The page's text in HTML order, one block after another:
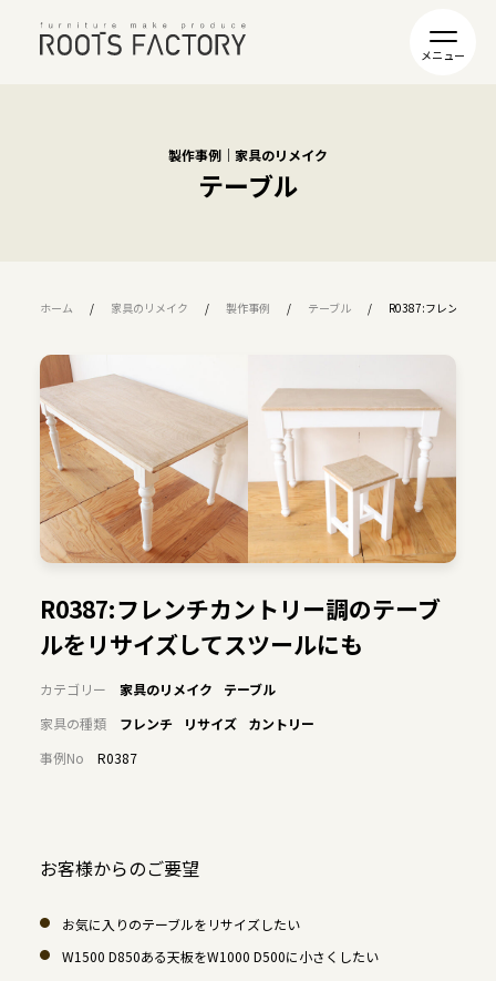
製作事例｜家具のリメイク
テーブル
ホーム 家具のリメイク 製作事例 テーブル R0387:フレンチカ
R0387:フレンチカントリー調のテーブ
ルをリサイズしてスツールにも
カテゴリー 家具のリメイク
テーブル
家具の種類
フレンチ リサイズ
カントリー
事例No
R0387
お客様からのご要望
お気に入りのテーブルをリサイズしたい
W1500 D850ある天板をW1000 D500に小さくしたい